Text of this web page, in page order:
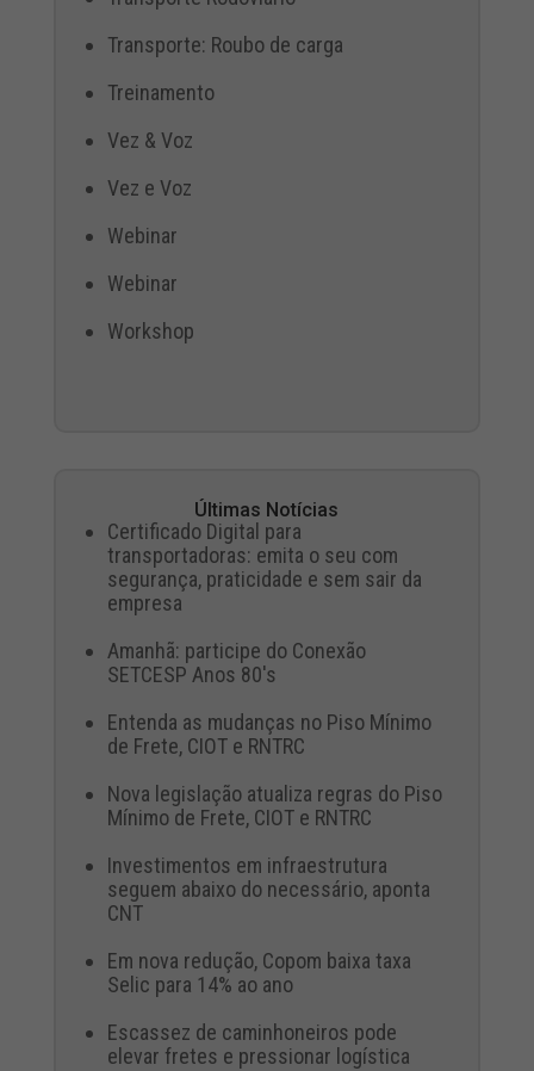
Transporte: Roubo de carga
Treinamento
Vez & Voz
Vez e Voz
Webinar
Webinar
Workshop
Últimas Notícias
Certificado Digital para
transportadoras: emita o seu com
segurança, praticidade e sem sair da
empresa
Amanhã: participe do Conexão
SETCESP Anos 80's
Entenda as mudanças no Piso Mínimo
de Frete, CIOT e RNTRC
Nova legislação atualiza regras do Piso
Mínimo de Frete, CIOT e RNTRC
Investimentos em infraestrutura
seguem abaixo do necessário, aponta
CNT
Em nova redução, Copom baixa taxa
Selic para 14% ao ano
Escassez de caminhoneiros pode
elevar fretes e pressionar logística